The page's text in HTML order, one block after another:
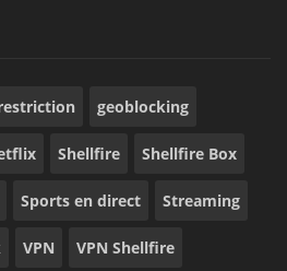
geoblocking
Shellfire Shellfire Box
Sports en direct Streaming
VPN VPN Shellfire